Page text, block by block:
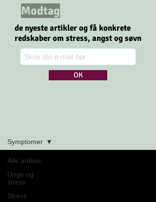
Modtag
de nyeste artikler og få konkrete
redskaber om stress, angst og søvn
OK
Alle artikler
Unge og
stress
Stress
Symptomer